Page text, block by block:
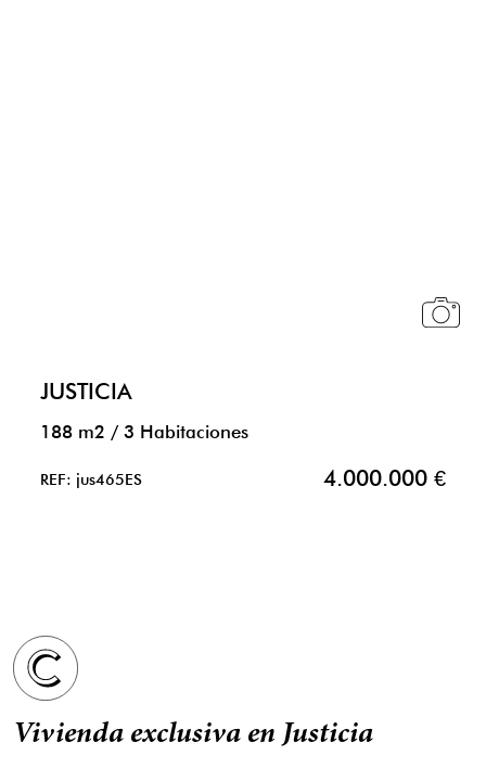
JUSTICIA
188 m2 / 3 Habitaciones
REF: jus465ES 4.000.000 €
Vivienda exclusiva en Justicia